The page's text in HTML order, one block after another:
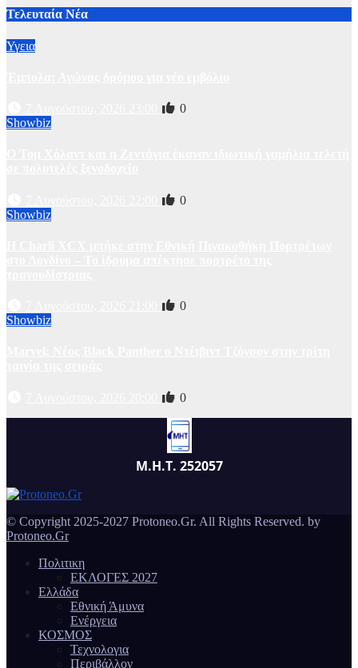
Τελευταία Νέα
Υγεια
0
Showbiz
0
Showbiz
0
Showbiz
0
Μ.Η.Τ. 252057
© Copyright 2025-2027 Protoneo.Gr. All Rights Reserved. by
Protoneo.Gr
Πολιτικη
ΕΚΛΟΓΕΣ 2027
Ελλάδα
Εθνική Άμυνα
Ενέργεια
ΚΟΣΜΟΣ
Τεχνολογια
Περιβάλλον